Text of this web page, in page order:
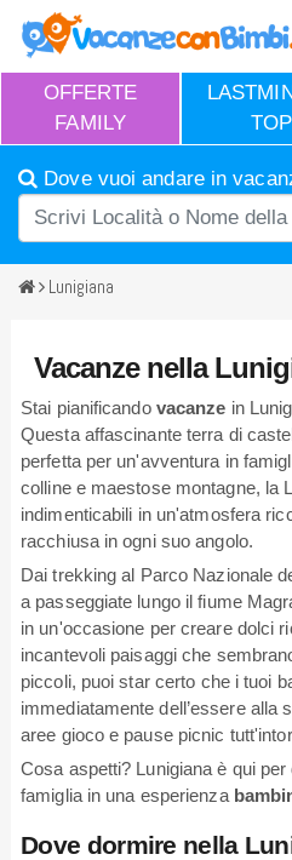
OFFERTE
FAMILY
TOP
Dove vuoi andare in
Lunigiana
Vacanze nella
Stai pianificando vacanze in
Questa affascinante terra di
perfetta per un'avventura in
colline e maestose montagne, la
indimenticabili in un'atmosfera
racchiusa in ogni suo angolo.
Dai trekking al Parco Nazionale
a passeggiate lungo il fiume
in un'occasione per creare dolci
incantevoli paisaggi che
piccoli, puoi star certo che i tuoi
immediatamente dell’essere alla
aree gioco e pause picnic
Cosa aspetti? Lunigiana è qui
famiglia in una esperienza
Dove dormire nella